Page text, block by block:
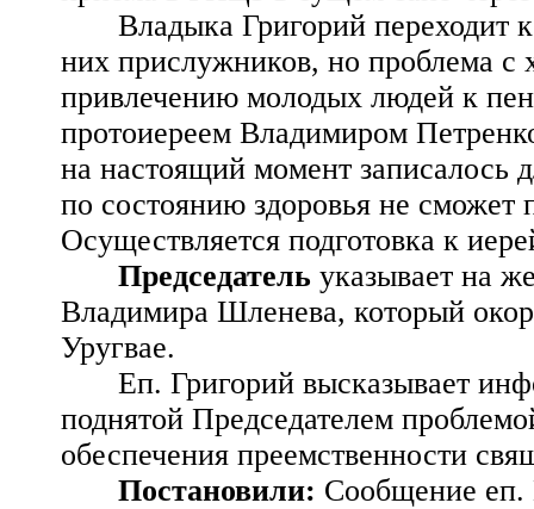
Владыка Григорий переходит
них прислужников, но проблема с
привлечению молодых людей к
протоиереем Владимиром
на настоящий момент записалось
по состоянию здоровья не
Осуществляется подготовка к
Председатель указывает на
Владимира Шленева, который
Уругвае.
Еп. Григорий высказывает
поднятой Председателем
обеспечения преемственности
Постановили: Сообщение еп.